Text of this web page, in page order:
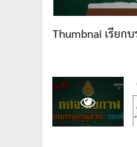
Thumbnai เรียก